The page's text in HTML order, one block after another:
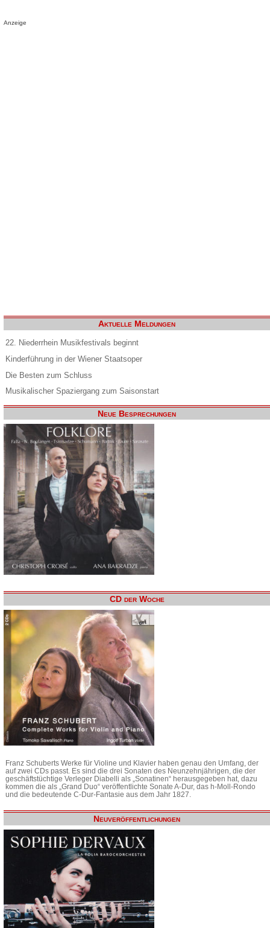
Anzeige
Aktuelle Meldungen
22. Niederrhein Musikfestivals beginnt
Kinderführung in der Wiener Staatsoper
Die Besten zum Schluss
Musikalischer Spaziergang zum Saisonstart
Neue Besprechungen
CD der Woche
Franz Schuberts Werke für Violine und Klavier haben genau den Umfang, der
auf zwei CDs passt. Es sind die drei Sonaten des Neunzehnjährigen, die der
geschäftstüchtige Verleger Diabelli als „Sonatinen“ herausgegeben hat, dazu
kommen die als „Grand Duo“ veröffentlichte Sonate A-Dur, das h-Moll-Rondo
und die bedeutende C-Dur-Fantasie aus dem Jahr 1827.
Neuveröffentlichungen